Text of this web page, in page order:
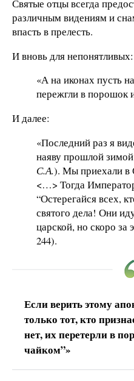
Святые отцы всегда
различным видениям и
впасть в прелесть.
И вновь для непонятливых:
«А на иконах пусть
пережгли в порошок
И далее:
«Последний раз я
наяву прошлой
С.А.). Мы приехали в
<…> Тогда
“Остерегайся всех,
святого дела! Они
царской, но скоро за
244).
Если верить этому
только тот, кто
нет, их перетерли в
чайком”»